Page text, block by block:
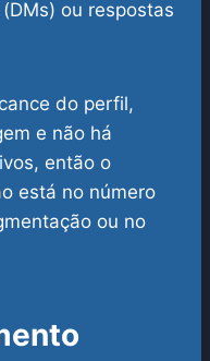
(DMs) ou respostas
do perfil,
e não há
então o
está no número
ou no